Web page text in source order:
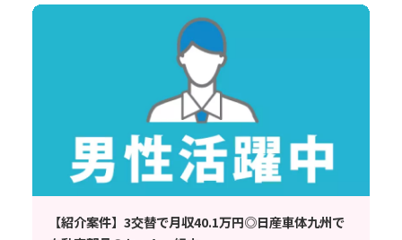
【紹介案件】3交替で月収40.1万円◎日産車体九州で